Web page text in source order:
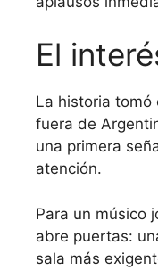
El
La historia tomó
fuera de
una primera
atención.
Para un músico
abre puertas:
sala más